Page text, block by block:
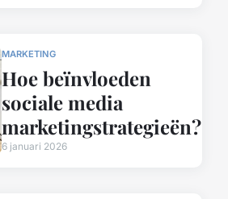
MARKETING
Hoe beïnvloeden
sociale media
marketingstrategieën?
6 januari 2026